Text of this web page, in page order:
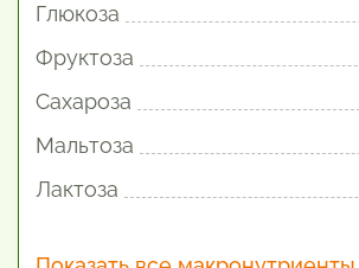
Глюкоза
Фруктоза
Сахароза
Мальтоза
Лактоза